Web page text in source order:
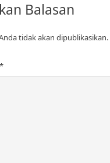
Balasan
tidak akan dipublikasikan.
*